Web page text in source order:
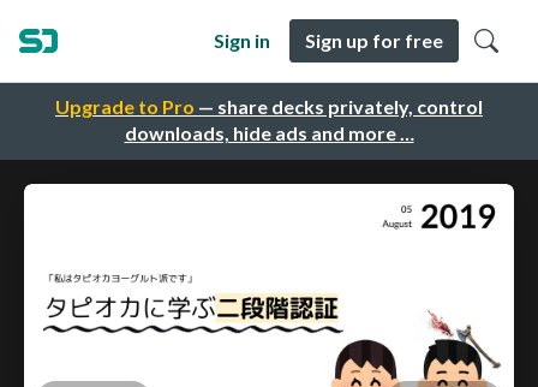
Upgrade to Pro — share decks privately, control
downloads, hide ads and more …
Sign in Sign up for free